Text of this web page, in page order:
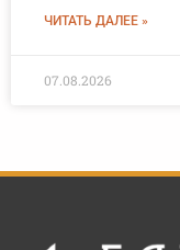
ЧИТАТЬ ДАЛЕЕ »
07.08.2026